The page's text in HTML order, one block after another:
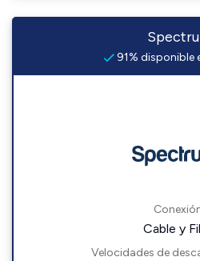
91% disponible
Cable y
Velocidades de